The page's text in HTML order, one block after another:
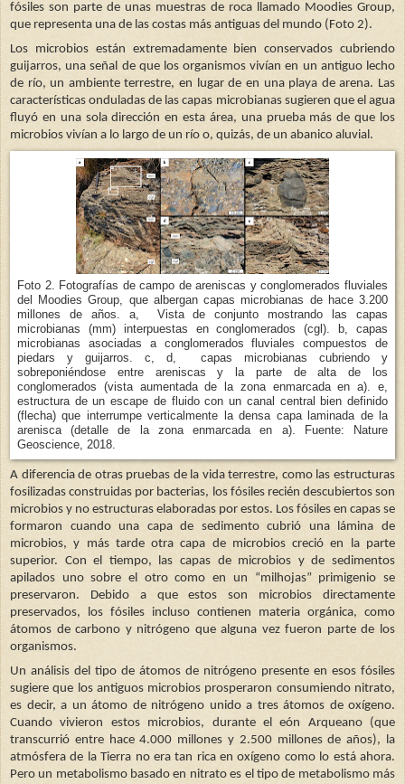
fósiles son parte de unas muestras de roca llamado Moodies Group,
que representa una de las costas más antiguas del mundo (Foto 2).
Los microbios están extremadamente bien conservados cubriendo
guijarros, una señal de que los organismos vivían en un antiguo lecho
de río, un ambiente terrestre, en lugar de en una playa de arena. Las
características onduladas de las capas microbianas sugieren que el agua
fluyó en una sola dirección en esta área, una prueba más de que los
microbios vivían a lo largo de un río o, quizás, de un abanico aluvial.
Foto 2. Fotografías de campo de areniscas y conglomerados fluviales
del Moodies Group, que albergan capas microbianas de hace 3.200
millones de años. a, Vista de conjunto mostrando las capas
microbianas (mm) interpuestas en conglomerados (cgl). b, capas
microbianas asociadas a conglomerados fluviales compuestos de
piedars y guijarros. c, d, capas microbianas cubriendo y
sobreponiéndose entre areniscas y la parte de alta de los
conglomerados (vista aumentada de la zona enmarcada en a). e,
estructura de un escape de fluido con un canal central bien definido
(flecha) que interrumpe verticalmente la densa capa laminada de la
arenisca (detalle de la zona enmarcada en a). Fuente: Nature
Geoscience, 2018.
A diferencia de otras pruebas de la vida terrestre, como las estructuras
fosilizadas construidas por bacterias, los fósiles recién descubiertos son
microbios y no estructuras elaboradas por estos. Los fósiles en capas se
formaron cuando una capa de sedimento cubrió una lámina de
microbios, y más tarde otra capa de microbios creció en la parte
superior. Con el tiempo, las capas de microbios y de sedimentos
apilados uno sobre el otro como en un “milhojas” primigenio se
preservaron. Debido a que estos son microbios directamente
preservados, los fósiles incluso contienen materia orgánica, como
átomos de carbono y nitrógeno que alguna vez fueron parte de los
organismos.
Un análisis del tipo de átomos de nitrógeno presente en esos fósiles
sugiere que los antiguos microbios prosperaron consumiendo nitrato,
es decir, a un átomo de nitrógeno unido a tres átomos de oxígeno.
Cuando vivieron estos microbios, durante el eón Arqueano (que
transcurrió entre hace 4.000 millones y 2.500 millones de años), la
atmósfera de la Tierra no era tan rica en oxígeno como lo está ahora.
Pero un metabolismo basado en nitrato es el tipo de metabolismo más